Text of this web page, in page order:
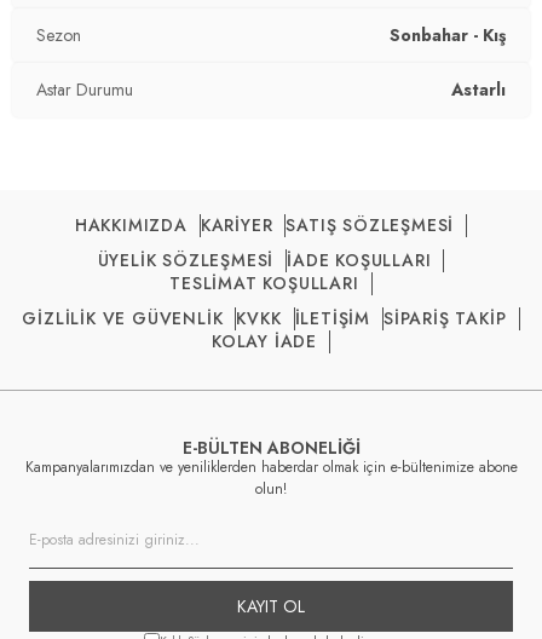
Yaş Grubu:
Detaylar:
Sezon Sonbahar - Kış
Astar Durumu Astarlı
HAKKIMIZDA KARİYER SATIŞ SÖZLEŞMESİ
ÜYELİK SÖZLEŞMESİ
İADE KOŞULLARI
TESLİMAT KOŞULLARI
GİZLİLİK VE GÜVENLİK KVKK İLETİŞİM
SİPARİŞ TAKİP
KOLAY İADE
E-BÜLTEN ABONELİĞİ
Kampanyalarımızdan ve yeniliklerden haberdar olmak için e-bültenimize abone
olun!
KAYIT OL